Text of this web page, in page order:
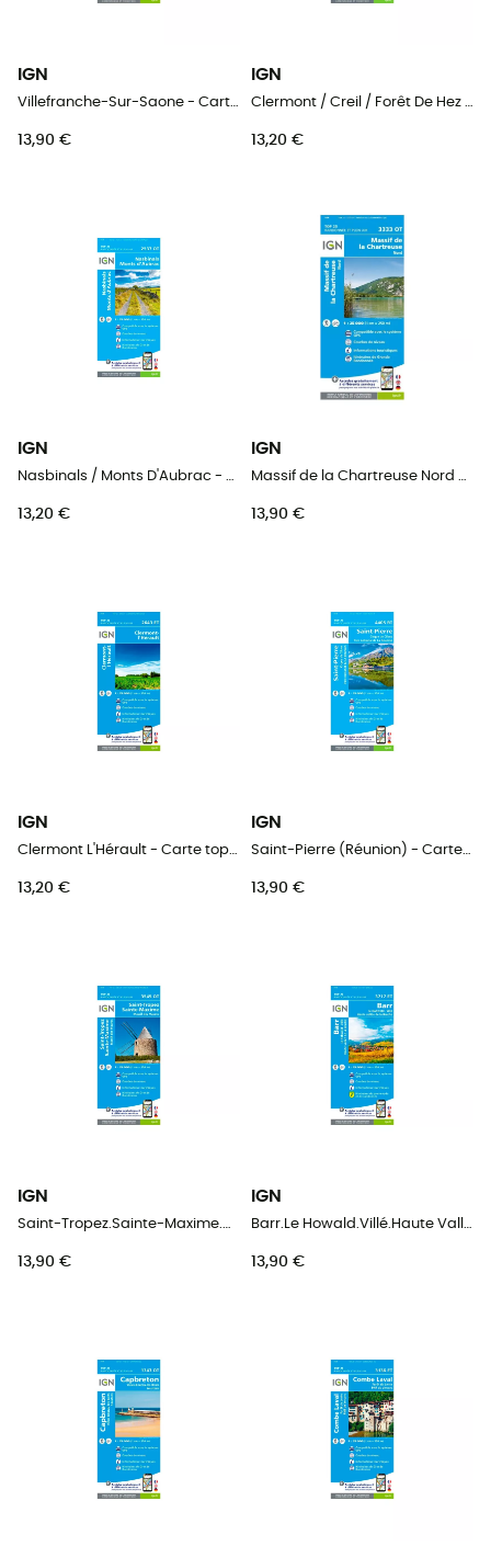
IGN
Villefranche-Sur-Saone - Carte topographique
13,90 €
IGN
Clermont / Creil / Forêt De Hez / Froidmont - Carte topographique
13,20 €
IGN
Nasbinals / Monts D'Aubrac - Carte topographique
13,20 €
IGN
Massif de la Chartreuse Nord - Carte topographique
13,90 €
IGN
Clermont L'Hérault - Carte topographique
13,20 €
IGN
Saint-Pierre (Réunion) - Carte topographique
13,90 €
IGN
Saint-Tropez.Sainte-Maxime.Massif Des Maures - Carte topographique
13,90 €
IGN
Barr.Le Howald.Villé.Haute Vallée De La Bruche - Carte topographique
13,90 €